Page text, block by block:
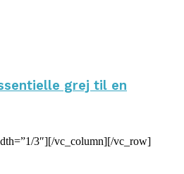
grej til en
3″][/vc_column][/vc_row]